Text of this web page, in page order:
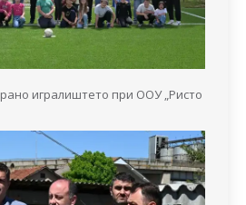
игралиштето при ООУ „Ристо